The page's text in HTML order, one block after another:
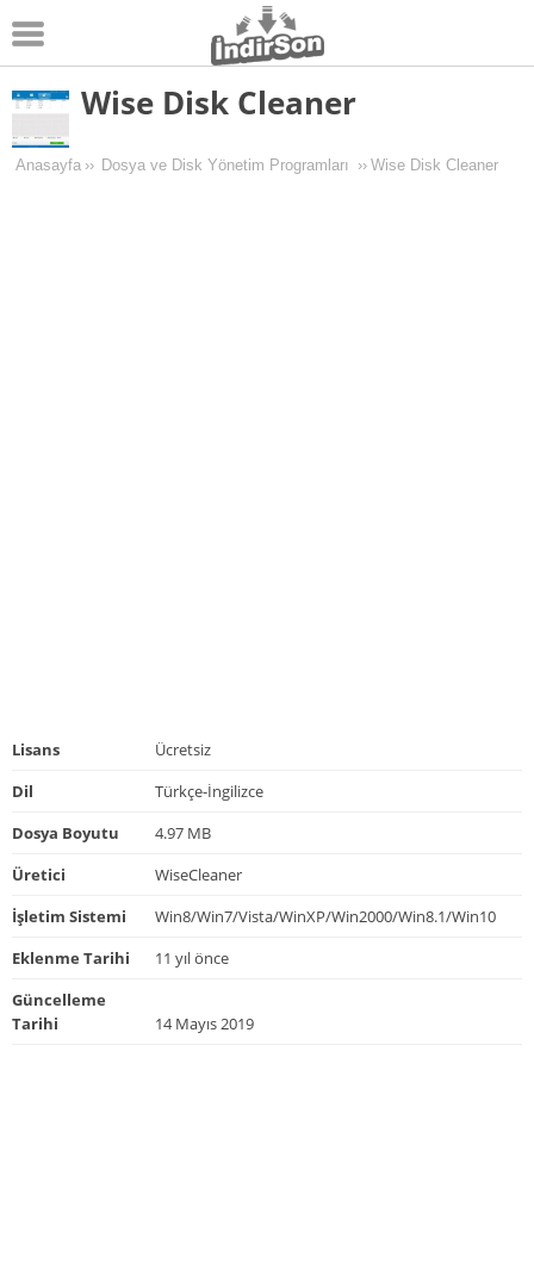
Android
Pc Oyunları
Wise Disk Cleaner
Anasayfa ›› Dosya ve Disk Yönetim Programları ›› Wise Disk Cleaner
Lisans
Ücretsiz
Dil
Türkçe-İngilizce
Dosya Boyutu
4.97 MB
Üretici
WiseCleaner
İşletim Sistemi
Win8/Win7/Vista/WinXP/Win2000/Win8.1/Win10
Eklenme Tarihi
11 yıl önce
Güncelleme
Tarihi
14 Mayıs 2019